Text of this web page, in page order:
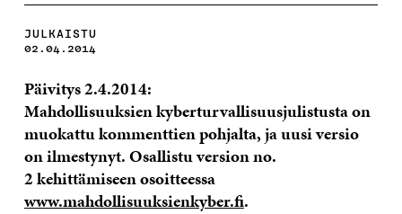
JULKAISTU
02.04.2014
Päivitys 2.4.2014:
Mahdollisuuksien kyberturvallisuusjulistusta on
muokattu kommenttien pohjalta, ja uusi versio
on ilmestynyt. Osallistu version no.
2 kehittämiseen osoitteessa
www.mahdollisuuksienkyber.fi.